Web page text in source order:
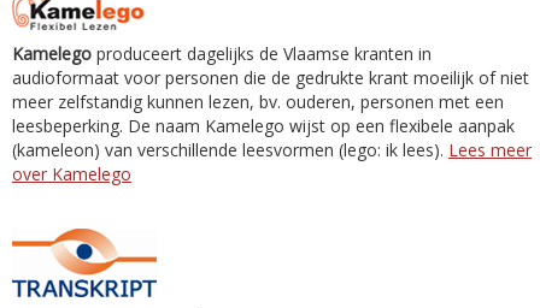
Kamelego produceert dagelijks de Vlaamse kranten in
audioformaat voor personen die de gedrukte krant moeilijk of niet
meer zelfstandig kunnen lezen, bv. ouderen, personen met een
leesbeperking. De naam Kamelego wijst op een flexibele aanpak
(kameleon) van verschillende leesvormen (lego: ik lees). Lees meer
over Kamelego